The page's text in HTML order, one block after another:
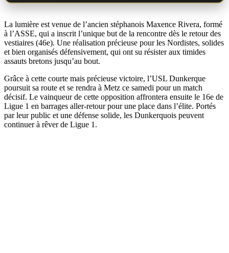
La lumière est venue de l’ancien stéphanois Maxence Rivera, formé
à l’ASSE, qui a inscrit l’unique but de la rencontre dès le retour des
vestiaires (46e). Une réalisation précieuse pour les Nordistes, solides
et bien organisés défensivement, qui ont su résister aux timides
assauts bretons jusqu’au bout.
Grâce à cette courte mais précieuse victoire, l’USL Dunkerque
poursuit sa route et se rendra à Metz ce samedi pour un match
décisif. Le vainqueur de cette opposition affrontera ensuite le 16e de
Ligue 1 en barrages aller-retour pour une place dans l’élite. Portés
par leur public et une défense solide, les Dunkerquois peuvent
continuer à rêver de Ligue 1.